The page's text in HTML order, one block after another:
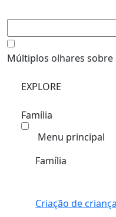
Múltiplos olhares
EXPLORE
Família
Menu principal
Família
Criação de